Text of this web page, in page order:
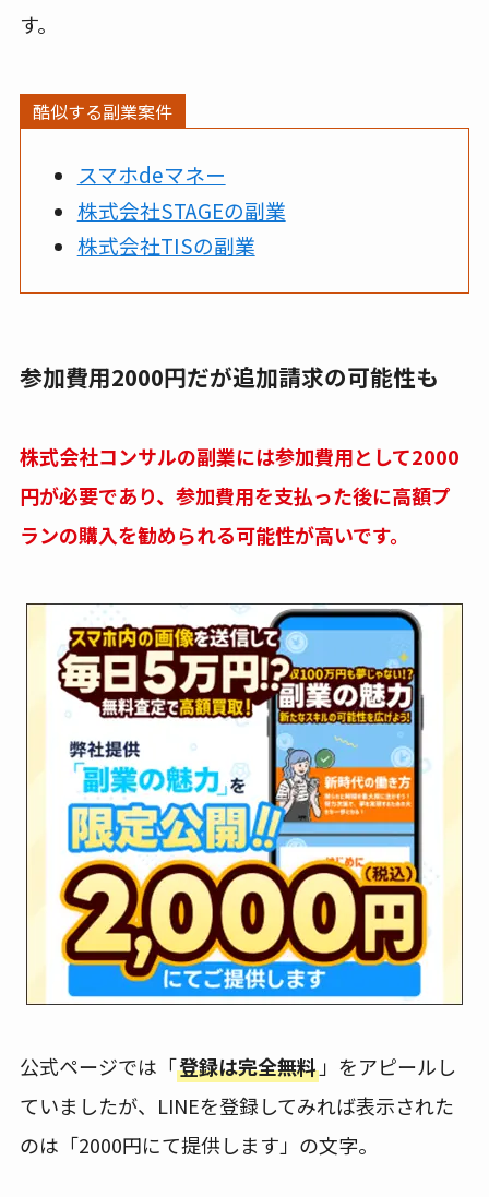
す。
酷似する副業案件
スマホdeマネー
株式会社STAGEの副業
株式会社TISの副業
参加費用2000円だが追加請求の可能性も
株式会社コンサルの副業には参加費用として2000
円が必要であり、参加費用を支払った後に高額プ
ランの購入を勧められる可能性が高いです。
公式ページでは「登録は完全無料」をアピールし
ていましたが、LINEを登録してみれば表示された
のは「2000円にて提供します」の文字。